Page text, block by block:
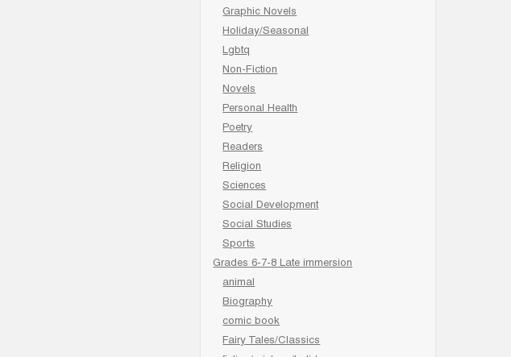
Graphic Novels
Holiday/Seasonal
Lgbtq
Non-Fiction
Novels
Personal Health
Poetry
Readers
Religion
Sciences
Social Development
Social Studies
Sports
Grades 6-7-8 Late immersion
animal
Biography
comic book
Fairy Tales/Classics